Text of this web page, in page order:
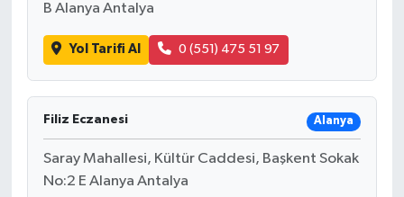
B Alanya Antalya
Yol Tarifi Al 0 (551) 475 51 97
Filiz Eczanesi Alanya
Saray Mahallesi, Kültür Caddesi, Başkent Sokak
No:2 E Alanya Antalya
Teknoloji
Bilim